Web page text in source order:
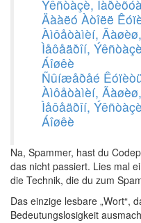
Ýêñòàçè,
Äààëó Àòîëë
Àìôåòàìèí,
Ìåôåäðîí,
Áîøêè
Ñûíæåðåé
Àìôåòàìèí,
Ìåôåäðîí,
Áîøêè
Na, Spammer, hast du
das nicht passiert. Lies mal
die Technik, die du zum
Das einzige lesbare „Wort“,
Bedeutungslosigkeit